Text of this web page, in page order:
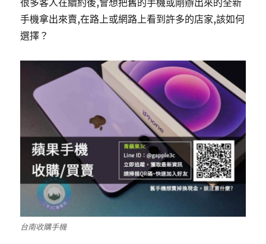
手機拿出來賣,在路上或網路上看到許多的店家,該如何
選擇？
台南收購手機